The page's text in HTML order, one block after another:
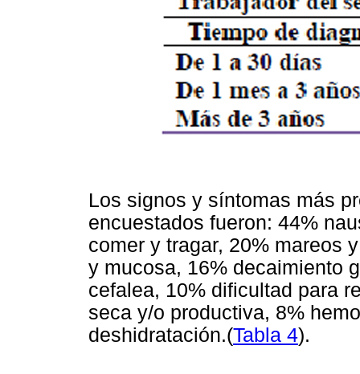
Los signos y síntomas más
encuestados fueron: 44%
comer y tragar, 20% mareos
y mucosa, 16% decaimiento
cefalea, 10% dificultad para
seca y/o productiva, 8%
deshidratación.(Tabla 4).